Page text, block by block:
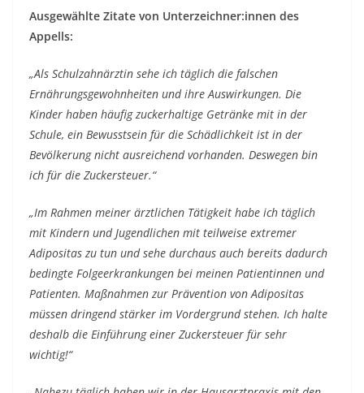
Ausgewählte Zitate von Unterzeichner:innen des
Appells:
„Als Schulzahnärztin sehe ich täglich die falschen
Ernährungsgewohnheiten und ihre Auswirkungen. Die
Kinder haben häufig zuckerhaltige Getränke mit in der
Schule, ein Bewusstsein für die Schädlichkeit ist in der
Bevölkerung nicht ausreichend vorhanden. Deswegen bin
ich für die Zuckersteuer.“
„Im Rahmen meiner ärztlichen Tätigkeit habe ich täglich
mit Kindern und Jugendlichen mit teilweise extremer
Adipositas zu tun und sehe durchaus auch bereits dadurch
bedingte Folgeerkrankungen bei meinen Patientinnen und
Patienten. Maßnahmen zur Prävention von Adipositas
müssen dringend stärker im Vordergrund stehen. Ich halte
deshalb die Einführung einer Zuckersteuer für sehr
wichtig!“